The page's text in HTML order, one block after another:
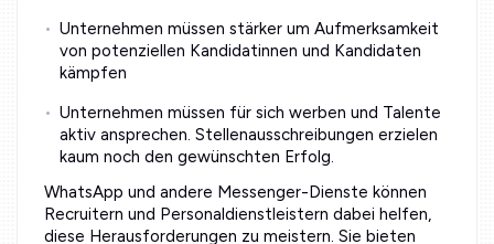
Unternehmen müssen stärker um Aufmerksamkeit
von potenziellen Kandidatinnen und Kandidaten
kämpfen
Unternehmen müssen für sich werben und Talente
aktiv ansprechen. Stellenausschreibungen erzielen
kaum noch den gewünschten Erfolg.
WhatsApp und andere Messenger-Dienste können
Recruitern und Personaldienstleistern dabei helfen,
diese Herausforderungen zu meistern. Sie bieten